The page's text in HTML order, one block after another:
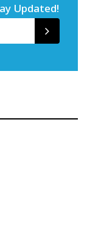
Updated!